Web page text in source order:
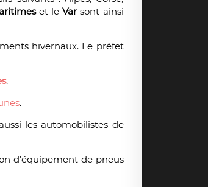
et leVar sont ainsi
hivernaux. Le préfet
.
.
les automobilistes de
d’équipement de pneus